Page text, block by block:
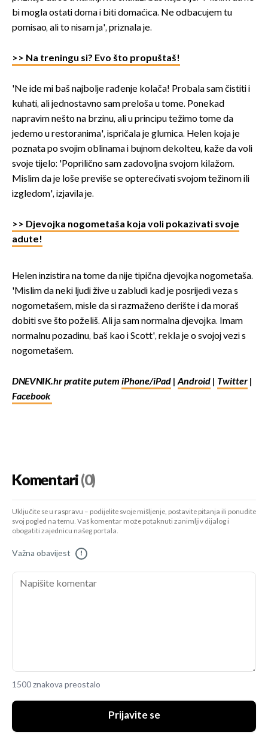
bi mogla ostati doma i biti domaćica. Ne odbacujem tu
pomisao, ali to nisam ja', priznala je.
>> Na treningu si? Evo što propuštaš!
'Ne ide mi baš najbolje rađenje kolača! Probala sam čistiti i
kuhati, ali jednostavno sam preloša u tome. Ponekad
napravim nešto na brzinu, ali u principu težimo tome da
jedemo u restoranima', ispričala je glumica. Helen koja je
poznata po svojim oblinama i bujnom dekolteu, kaže da voli
svoje tijelo: 'Poprilično sam zadovoljna svojom kilažom.
Mislim da je loše previše se opterećivati svojom težinom ili
izgledom', izjavila je.
>> Djevojka nogometaša koja voli pokazivati svoje
adute!
Helen inzistira na tome da nije tipična djevojka nogometaša.
'Mislim da neki ljudi žive u zabludi kad je posrijedi veza s
nogometašem, misle da si razmaženo derište i da moraš
dobiti sve što poželiš. Ali ja sam normalna djevojka. Imam
normalnu pozadinu, baš kao i Scott', rekla je o svojoj vezi s
nogometašem.
DNEVNIK.hr pratite putem iPhone/iPad |Android | Twitter |
Facebook
Komentari(0)
Uključite se u raspravu – podijelite svoje mišljenje, postavite pitanja ili ponudite
svoj pogled na temu. Vaš komentar može potaknuti zanimljiv dijalog i
obogatiti zajednicu našeg portala.
Važna obavijest !
1500 znakova preostalo
Prijavite se